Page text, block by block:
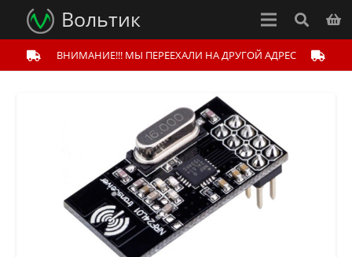
Вольтик
ВНИМАНИЕ!!! МЫ ПЕРЕЕХАЛИ НА ДРУГОЙ АДРЕС